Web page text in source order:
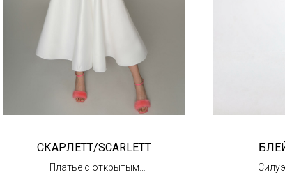
СКАРЛЕТТ/SCARLETT
Платье с открытым